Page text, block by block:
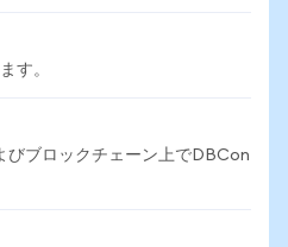
す。
びブロックチェーン上でDBCon